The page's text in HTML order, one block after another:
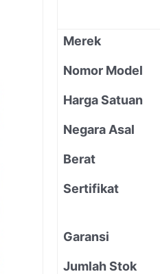
Merek
Nomor Model
Harga Satuan
Negara Asal
Berat
Sertifikat
Garansi
Jumlah Stok